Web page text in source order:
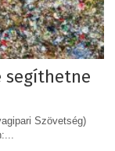
segíthetne
Szövetség)